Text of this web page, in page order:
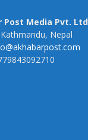
Post Media Pvt. Ltd
Nepal